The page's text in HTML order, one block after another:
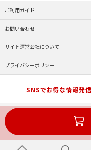
ご利用ガイド
お問い合わせ
サイト運営会社について
プライバシーポリシー
SNSでお得な情報発